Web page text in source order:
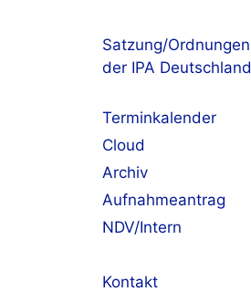
Satzung/Ordnungen
der IPA Deutschland
Terminkalender
Cloud
Archiv
Aufnahmeantrag
NDV/Intern
Kontakt